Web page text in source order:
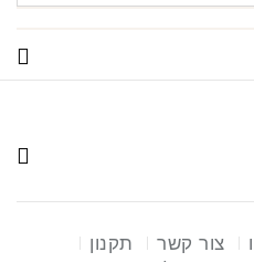
צור קשר
תקנון